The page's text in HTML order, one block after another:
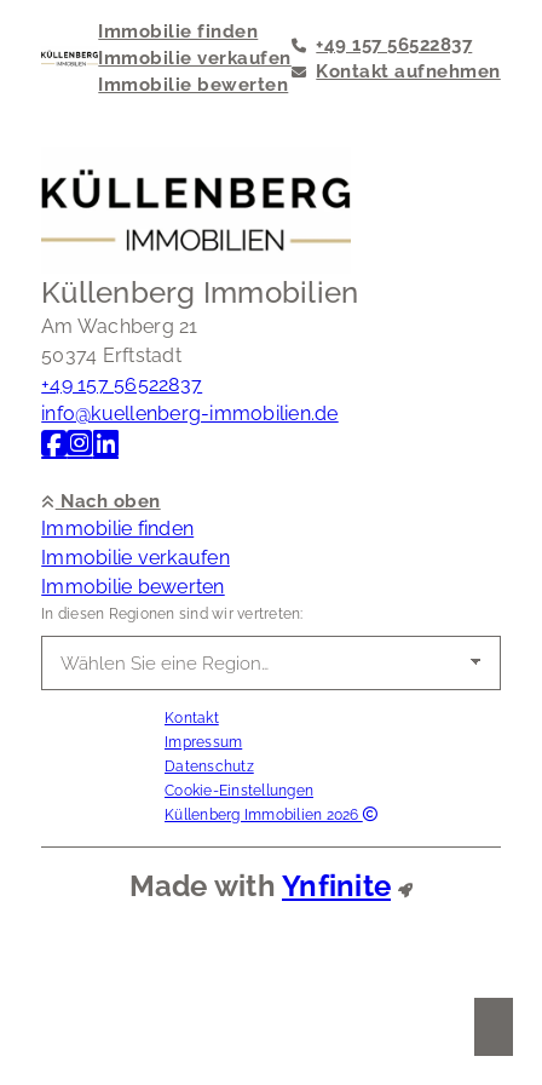
Immobilie finden
Immobilie verkaufen
Immobilie bewerten
+49 157 56522837
Kontakt aufnehmen
Küllenberg Immobilien
Am Wachberg 21
50374 Erftstadt
+49 157 56522837
info@kuellenberg-immobilien.de
In diesen Regionen sind wir vertreten:
Nach oben
Immobilie finden
Immobilie verkaufen
Immobilie bewerten
Kontakt
Impressum
Datenschutz
Cookie-Einstellungen
Küllenberg Immobilien 2026
Made with Ynfinite